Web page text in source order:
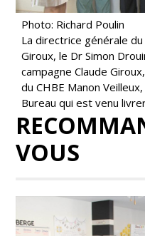
Photo: Richard Poulin
La directrice générale
Giroux, le Dr Simon
campagne Claude
du CHBE Manon
Bureau qui est venu
VOUS